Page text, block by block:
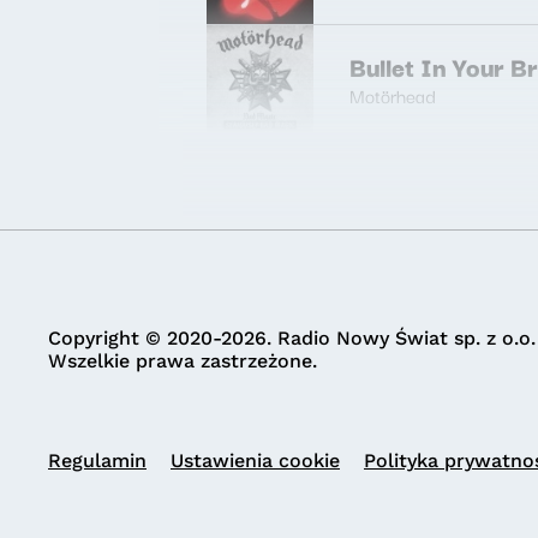
Bullet In Your
Motörhead
Copyright © 2020-2026. Radio Nowy Świat sp. z o.o.
Wszelkie prawa zastrzeżone.
Regulamin Ustawienia cookie Polityka